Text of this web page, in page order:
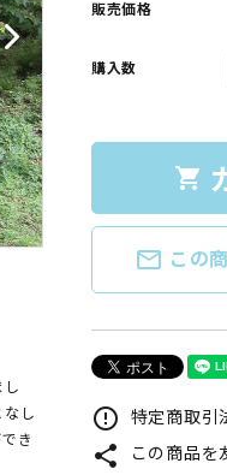
し
なし
き
販売価格
購入数
shopping_cart
mail_outline この
error_outline 特定商取引
share この商品を